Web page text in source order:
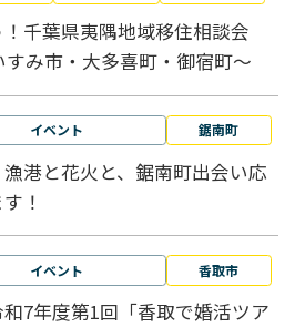
千葉県夷隅地域移住相談会
み市・大多喜町・御宿町～
イベント 鋸南町
港と花火と、鋸南町出会い応
！
イベント 香取市
和7年度第1回「香取で婚活ツア